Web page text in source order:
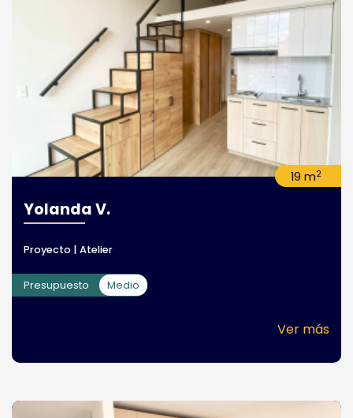
19 m2
Yolanda V.
Proyecto | Atelier
Presupuesto Medio
Ver más